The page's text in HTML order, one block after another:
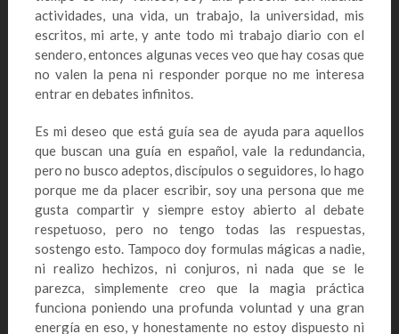
actividades, una vida, un trabajo, la universidad, mis
escritos, mi arte, y ante todo mi trabajo diario con el
sendero, entonces algunas veces veo que hay cosas que
no valen la pena ni responder porque no me interesa
entrar en debates infinitos.
Es mi deseo que está guía sea de ayuda para aquellos
que buscan una guía en español, vale la redundancia,
pero no busco adeptos, discípulos o seguidores, lo hago
porque me da placer escribir, soy una persona que me
gusta compartir y siempre estoy abierto al debate
respetuoso, pero no tengo todas las respuestas,
sostengo esto. Tampoco doy formulas mágicas a nadie,
ni realizo hechizos, ni conjuros, ni nada que se le
parezca, simplemente creo que la magia práctica
funciona poniendo una profunda voluntad y una gran
energía en eso, y honestamente no estoy dispuesto ni